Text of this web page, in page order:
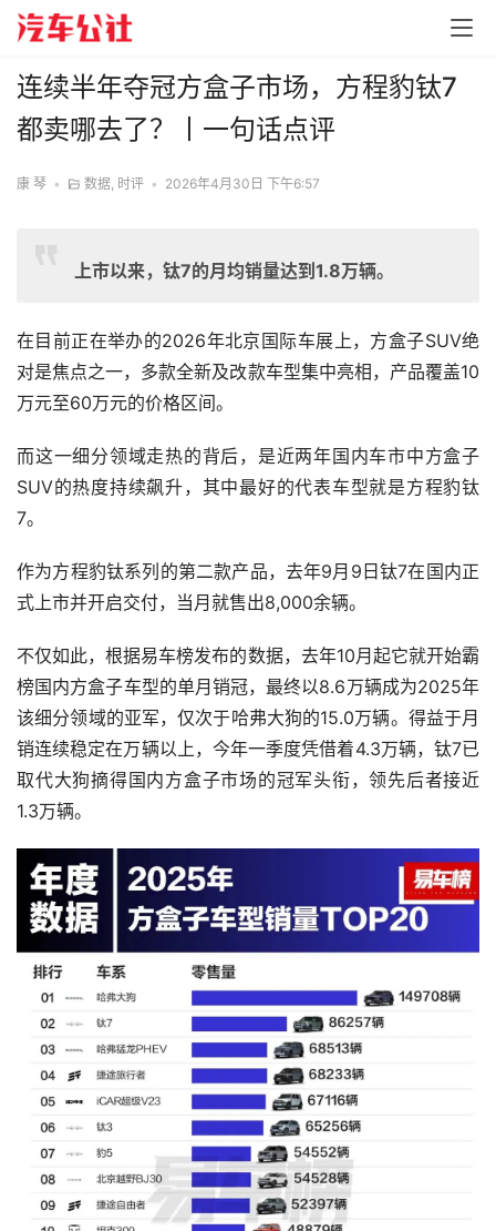
连续半年夺冠方盒子市场，方程豹钛7
都卖哪去了？丨一句话点评
康 琴 • 数据, 时评 • 2026年4月30日 下午6:57
上市以来，钛7的月均销量达到1.8万辆。
在目前正在举办的2026年北京国际车展上，方盒子SUV绝
对是焦点之一，多款全新及改款车型集中亮相，产品覆盖10
万元至60万元的价格区间。
而这一细分领域走热的背后，是近两年国内车市中方盒子
SUV的热度持续飙升，其中最好的代表车型就是方程豹钛
7。
作为方程豹钛系列的第二款产品，去年9月9日钛7在国内正
式上市并开启交付，当月就售出8,000余辆。
不仅如此，根据易车榜发布的数据，去年10月起它就开始霸
榜国内方盒子车型的单月销冠，最终以8.6万辆成为2025年
该细分领域的亚军，仅次于哈弗大狗的15.0万辆。得益于月
销连续稳定在万辆以上，今年一季度凭借着4.3万辆，钛7已
取代大狗摘得国内方盒子市场的冠军头衔，领先后者接近
1.3万辆。